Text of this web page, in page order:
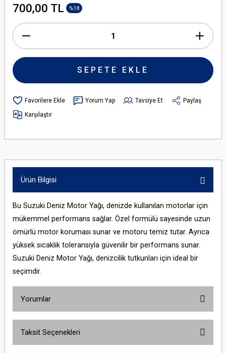
700,00 TL %18
SEPETE EKLE
Yorum Yap Tavsiye Et
Paylaş
Karşılaştır
Ürün Bilgisi
Bu Suzuki Deniz Motor Yağı, denizde kullanılan motorlar için
mükemmel performans sağlar. Özel formülü sayesinde uzun
ömürlü motor koruması sunar ve motoru temiz tutar. Ayrıca
yüksek sıcaklık toleransıyla güvenilir bir performans sunar.
Suzuki Deniz Motor Yağı, denizcilik tutkunları için ideal bir
seçimdir.
Yorumlar
Taksit Seçenekleri